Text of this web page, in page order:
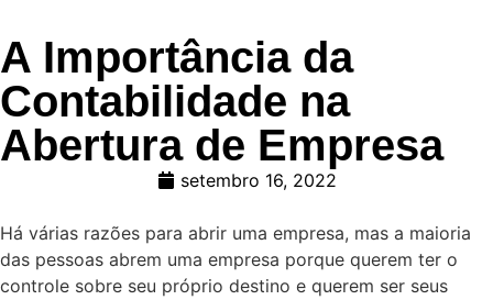
A Importância da
Contabilidade na
Abertura de Empresa
setembro 16, 2022
Há várias razões para abrir uma empresa, mas a maioria
das pessoas abrem uma empresa porque querem ter o
controle sobre seu próprio destino e querem ser seus